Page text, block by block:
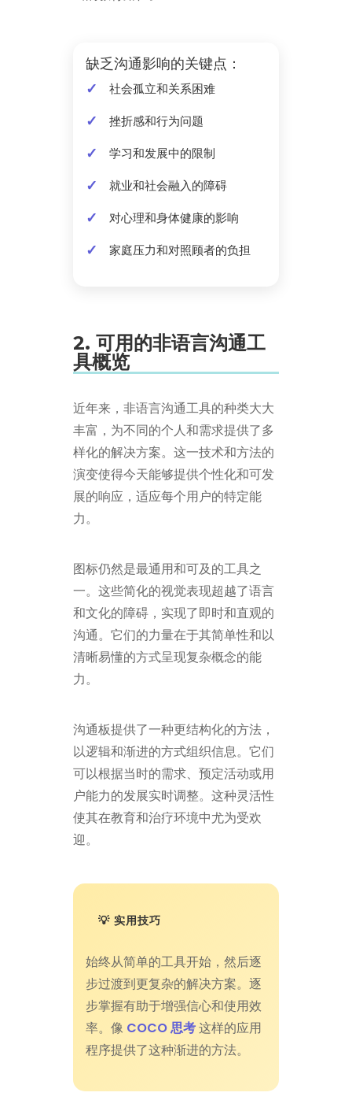
缺乏沟通影响的关键点：
社会孤立和关系困难
挫折感和行为问题
学习和发展中的限制
就业和社会融入的障碍
对心理和身体健康的影响
家庭压力和对照顾者的负担
2. 可用的非语言沟通工
具概览
近年来，非语言沟通工具的种类大大
丰富，为不同的个人和需求提供了多
样化的解决方案。这一技术和方法的
演变使得今天能够提供个性化和可发
展的响应，适应每个用户的特定能
力。
图标仍然是最通用和可及的工具之
一。这些简化的视觉表现超越了语言
和文化的障碍，实现了即时和直观的
沟通。它们的力量在于其简单性和以
清晰易懂的方式呈现复杂概念的能
力。
沟通板提供了一种更结构化的方法，
以逻辑和渐进的方式组织信息。它们
可以根据当时的需求、预定活动或用
户能力的发展实时调整。这种灵活性
使其在教育和治疗环境中尤为受欢
迎。
💡 实用技巧
始终从简单的工具开始，然后逐
步过渡到更复杂的解决方案。逐
步掌握有助于增强信心和使用效
率。像 COCO 思考这样的应用
程序提供了这种渐进的方法。